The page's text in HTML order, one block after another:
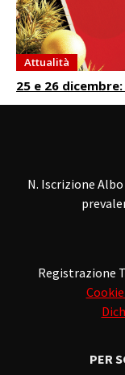
Attualità
25 e 26
N. Iscrizione
Registrazione
PER